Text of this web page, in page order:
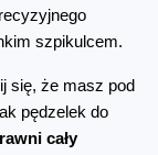
szpikulcem.
się, że masz pod
pędzelek do
cały